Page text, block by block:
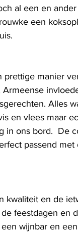
al een en
een
prettige manier
Alles
en vlees maar
in ons bord.  De
passend met
kwaliteit en de
feestdagen en
wijnbar en